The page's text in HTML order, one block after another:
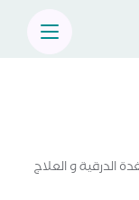
الدرقية و العلاج